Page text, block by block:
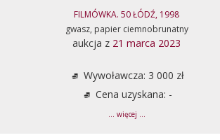
FILMÓWKA. 50 ŁÓDŹ, 1998
gwasz, papier ciemnobrunatny
aukcja z 21 marca 2023
Wywoławcza: 3 000 zł
Cena uzyskana: -
... więcej ...